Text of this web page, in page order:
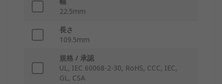
22.5mm
長さ
109.5mm
規格 / 承認
UL, IEC 60068-2-30, RoHS, CCC, IEC,
GL, CSA